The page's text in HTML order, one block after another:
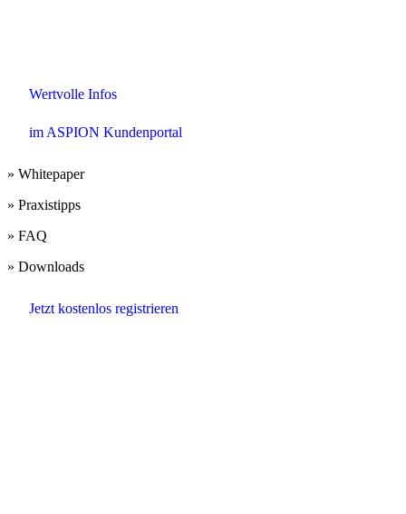
Wertvolle Infos
im ASPION Kundenportal
» Whitepaper
» Praxistipps
» FAQ
» Downloads
Jetzt kostenlos registrieren